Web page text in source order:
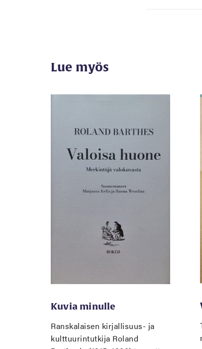
Lue myös
Kuvia minulle
Ranskalaisen kirjallisuus- ja
kulttuurintutkija Roland